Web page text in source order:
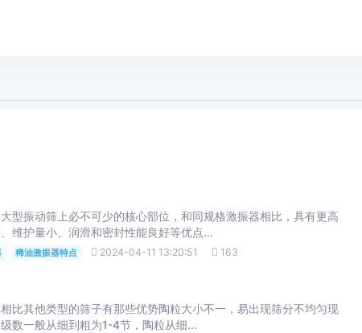
振动筛上必不可少的核心部位，和同规格激振器相比，具有更高
、维护量小、润滑和密封性能良好等优点...
稀油激振器特点 2024-04-11 13:20:51 163
其他类型的筛子有那些优势陶粒大小不一，易出现筛分不均匀现
数一般从细到粗为1-4节，陶粒从细...